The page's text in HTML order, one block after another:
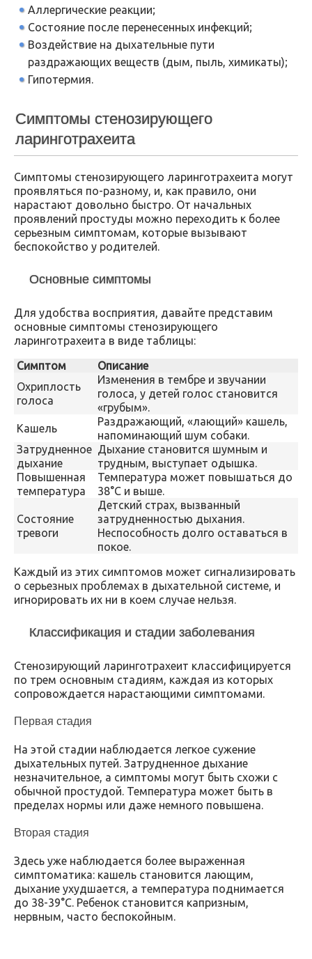
Аллергические реакции;
Состояние после перенесенных инфекций;
Воздействие на дыхательные пути
раздражающих веществ (дым, пыль, химикаты);
Гипотермия.
Симптомы стенозирующего
ларинготрахеита
Симптомы стенозирующего ларинготрахеита могут
проявляться по-разному, и, как правило, они
нарастают довольно быстро. От начальных
проявлений простуды можно переходить к более
серьезным симптомам, которые вызывают
беспокойство у родителей.
Основные симптомы
Для удобства восприятия, давайте представим
основные симптомы стенозирующего
ларинготрахеита в виде таблицы:
Симптом
Описание
Охриплость
голоса
Изменения в тембре и звучании
голоса, у детей голос становится
«грубым».
Кашель
Раздражающий, «лающий» кашель,
напоминающий шум собаки.
Затрудненное
дыхание
Дыхание становится шумным и
трудным, выступает одышка.
Повышенная
температура
Температура может повышаться до
38°C и выше.
Состояние
тревоги
Детский страх, вызванный
затрудненностью дыхания.
Неспособность долго оставаться в
покое.
Каждый из этих симптомов может сигнализировать
о серьезных проблемах в дыхательной системе, и
игнорировать их ни в коем случае нельзя.
Классификация и стадии заболевания
Стенозирующий ларинготрахеит классифицируется
по трем основным стадиям, каждая из которых
сопровождается нарастающими симптомами.
Первая стадия
На этой стадии наблюдается легкое сужение
дыхательных путей. Затрудненное дыхание
незначительное, а симптомы могут быть схожи с
обычной простудой. Температура может быть в
пределах нормы или даже немного повышена.
Вторая стадия
Здесь уже наблюдается более выраженная
симптоматика: кашель становится лающим,
дыхание ухудшается, а температура поднимается
до 38-39°C. Ребенок становится капризным,
нервным, часто беспокойным.